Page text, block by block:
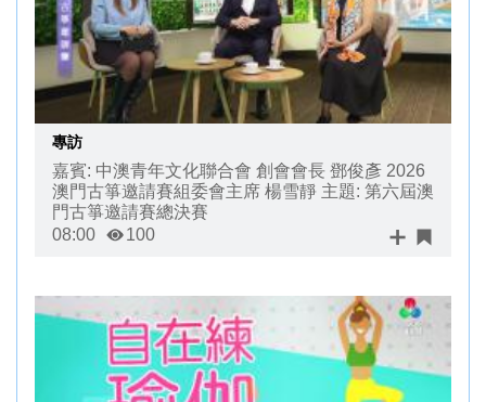
專訪
嘉賓: 中澳青年文化聯合會 創會會長 鄧俊彥 2026
澳門古箏邀請賽組委會主席 楊雪靜 主題: 第六屆澳
門古箏邀請賽總決賽
08:00
100